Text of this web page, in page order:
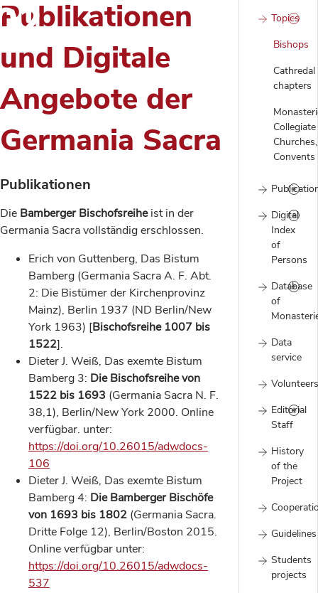
Topics
Bishops
Cathredal
chapters
Collegiate
Churches,
Convents
Digital
Index
of
Persons
Database
of
Data
service
Volunteers
Editorial
Staff
History
of the
Project
Guidelines
Students
projects
Publikationen
und Digitale
Angebote der
Germania Sacra
Publikationen
Die Bamberger Bischofsreiheist in der
Germania Sacra vollständig erschlossen.
Erich von Guttenberg, Das Bistum
Bamberg (Germania Sacra A. F. Abt.
2: Die Bistümer der Kirchenprovinz
Mainz), Berlin 1937 (ND Berlin/New
York 1963) [Bischofsreihe 1007 bis
1522].
Dieter J. Weiß, Das exemte Bistum
Bamberg 3: Die Bischofsreihe von
1522 bis 1693 (Germania Sacra N. F.
38,1), Berlin/New York 2000. Online
verfügbar. unter:
https://doi.org/10.26015/adwdocs-
106
Dieter J. Weiß, Das exemte Bistum
Bamberg 4: Die Bamberger Bischöfe
von 1693 bis 1802 (Germania Sacra.
Dritte Folge 12), Berlin/Boston 2015.
Online verfügbar unter:
https://doi.org/10.26015/adwdocs-
537